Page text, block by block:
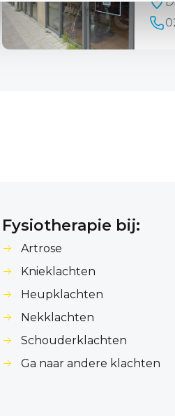
Fysiotherapie bij:
Artrose
Knieklachten
Heupklachten
Nekklachten
Schouderklachten
Ga naar andere klachten